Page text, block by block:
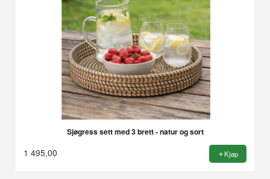
Sjøgress sett med 3 brett - natur og sort
1 495,00 Kjøp